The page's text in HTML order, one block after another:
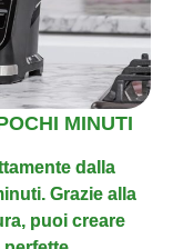
MINUTI
dalla
Grazie alla
puoi creare